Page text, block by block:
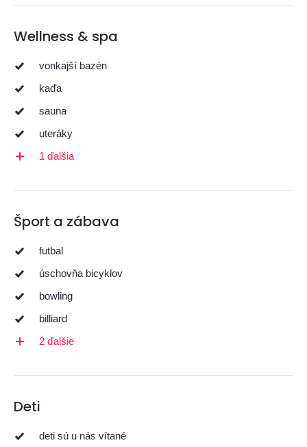
Wellness & spa
vonkajší bazén
kaďa
sauna
uteráky
1 ďalšia
Šport a zábava
futbal
úschovňa bicyklov
bowling
billiard
2 ďalšie
Deti
deti sú u nás vítané